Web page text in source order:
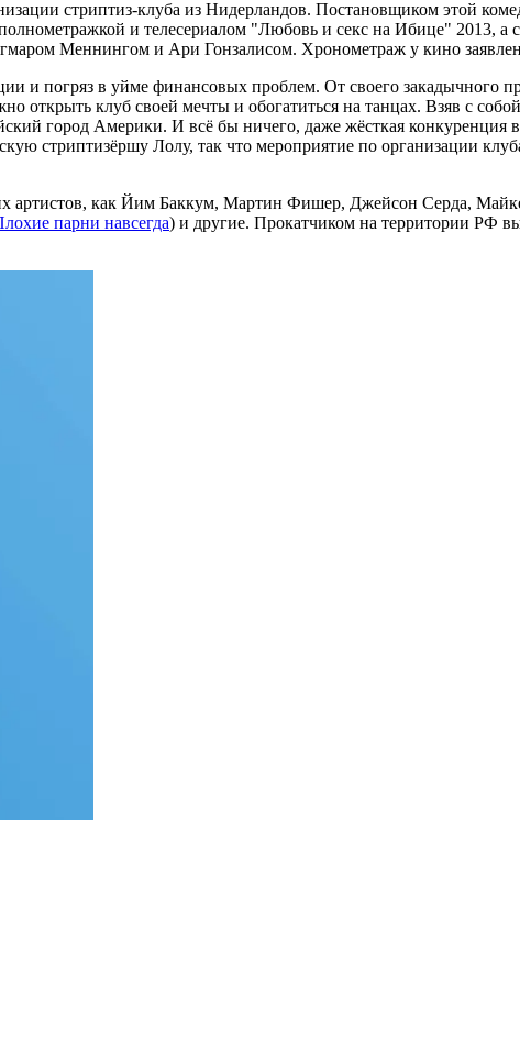
стриптиз-клуба из Нидерландов. Постановщиком этой
и телесериалом "Любовь и секс на Ибице" 2013, а
Меннингом и Ари Гонзалисом. Хронометраж у кино заявлен
и погряз в уйме финансовых проблем. От своего закадычного
открыть клуб своей мечты и обогатиться на танцах. Взяв с
город Америки. И всё бы ничего, даже жёсткая конкуренция
стриптизёршу Лолу, так что мероприятие по организации
артистов, как Йим Баккум, Мартин Фишер, Джейсон Серда,
парни навсегда) и другие. Прокатчиком на территории РФ